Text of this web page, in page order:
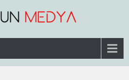
İnternet Sitesi